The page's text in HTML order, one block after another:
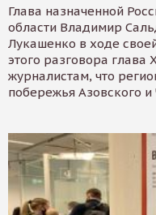
Глава назначенной
области Владимир
Лукашенко в ходе
этого разговора глава
журналистам, что
побережья Азовского